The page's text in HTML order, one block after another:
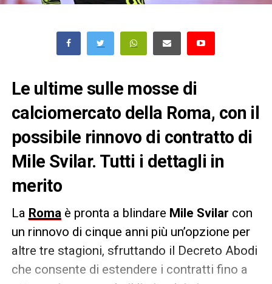
Le ultime sulle mosse di
calciomercato della Roma, con il
possibile rinnovo di contratto di
Mile Svilar. Tutti i dettagli in
merito
La Roma è pronta a blindare Mile Svilar con
un rinnovo di cinque anni più un’opzione per
altre tre stagioni, sfruttando il Decreto Abodi
che consente di estendere i contratti fino a